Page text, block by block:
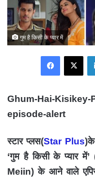
गुम है किसी के प्यार में
Ghum-Hai-Kisikey-
episode-alert
स्टार प्लस(Star Plus)के
‘गुम है किसी के प्यार
Meiin) के आने वाले